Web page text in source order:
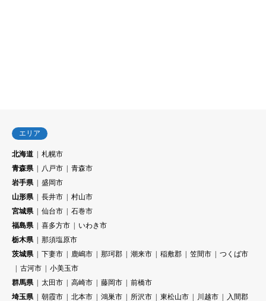
エリア
北海道
札幌市
青森県
八戸市
青森市
岩手県
盛岡市
山形県
長井市
村山市
宮城県
仙台市
石巻市
福島県
喜多方市
いわき市
栃木県
那須塩原市
茨城県
下妻市 鹿嶋市 那珂郡 潮来市 稲敷郡 笠間市
つくば市
古河市
小美玉市
群馬県
太田市 高崎市 藤岡市
前橋市
埼玉県
朝霞市 北本市 鴻巣市 所沢市 東松山市 川越市
入間郡